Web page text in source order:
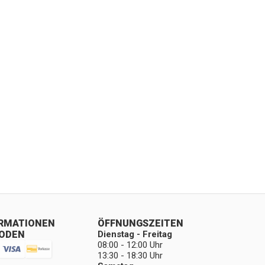
ÖFFNUNGSZEITEN
Dienstag - Freitag
08:00 - 12:00 Uhr
13:30 - 18:30 Uhr